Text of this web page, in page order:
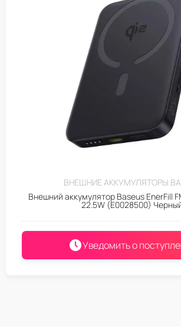
ВНЕШНИЕ АККУМУЛЯТОРЫ
Внешний аккумулятор Baseus EnerFill
22.5W (E0028500)
Уведомить о